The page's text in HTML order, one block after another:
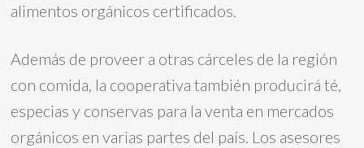
alimentos orgánicos certificados.
Además de proveer a otras cárceles de la región
con comida, la cooperativa también producirá té,
especias y conservas para la venta en mercados
orgánicos en varias partes del país. Los asesores